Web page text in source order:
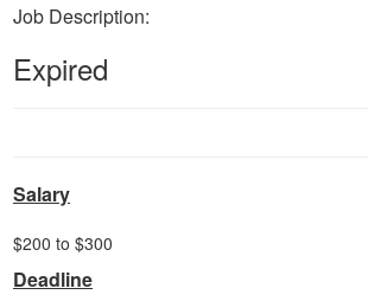
Job Description:
Expired
Salary
$200 to $300
Deadline